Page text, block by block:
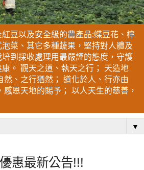
豆以及安全級的農產品:蝶豆花、檸
菜、其它多種蔬果，堅持對人體及
到採收處理用最嚴謹的態度，守護
。 觀天之道、執天之行； 天造地
然、之行猶然； 道化於人、行亦由
感恩天地的賜予； 以人天生的慈善，
▼
惠最新公告!!!